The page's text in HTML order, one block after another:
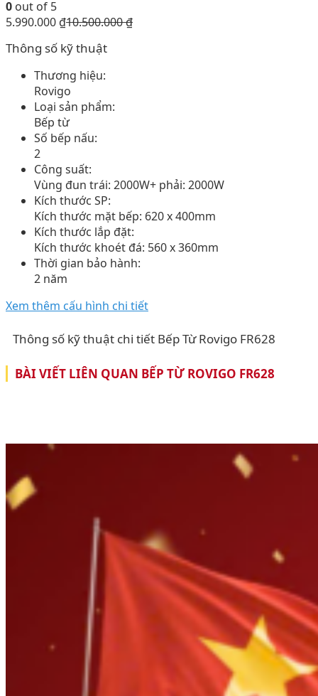
0 out of 5
5.990.000 ₫10.500.000₫
Thông số kỹ thuật
Thương hiệu:
Rovigo
Loại sản phẩm:
Bếp từ
Số bếp nấu:
2
Công suất:
Vùng đun trái: 2000W+ phải: 2000W
Kích thước SP:
Kích thước mặt bếp: 620 x 400mm
Kích thước lắp đặt:
Kích thước khoét đá: 560 x 360mm
Thời gian bảo hành:
2 năm
Xem thêm cấu hình chi tiết
Thông số kỹ thuật chi tiết Bếp Từ Rovigo FR628
BÀI VIẾT LIÊN QUAN BẾP TỪ ROVIGO FR628